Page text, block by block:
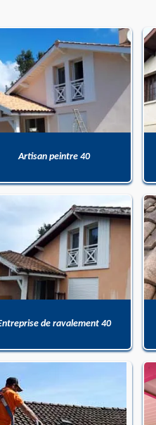
Artisan peintre 40
de ravalement 40